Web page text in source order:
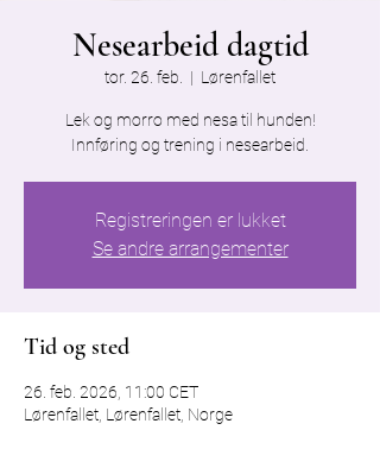
Nesearbeid dagtid
tor. 26. feb.
  |
Lørenfallet
Lek og morro med nesa til hunden!
Innføring og trening i nesearbeid.
Registreringen er lukket
Se andre arrangementer
Tid og sted
26. feb. 2026, 11:00 CET
Lørenfallet, Lørenfallet, Norge